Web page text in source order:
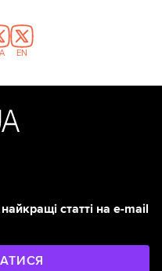
EN
статті на e-mail